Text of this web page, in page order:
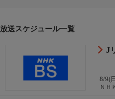
放送スケジュール一覧
J
8/9(
ＮＨ